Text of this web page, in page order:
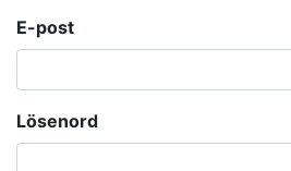
E-post
Lösenord